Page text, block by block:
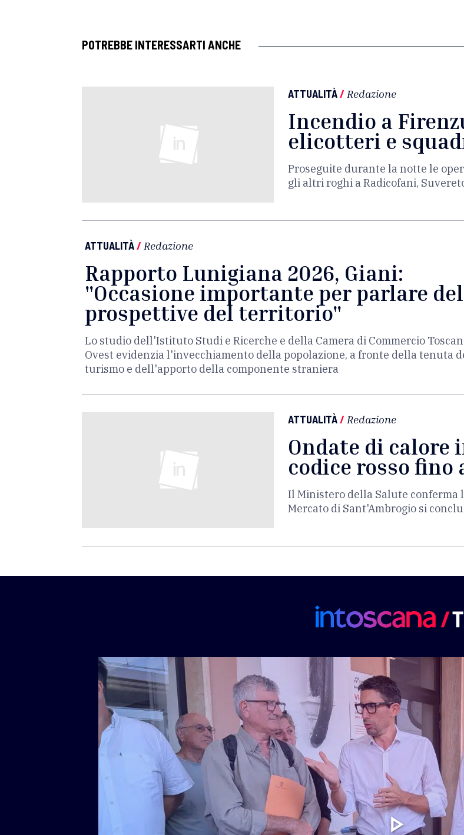
POTREBBE INTERESSARTI ANCHE
ATTUALITÀ/ Redazione
Incendio a
elicotteri e
Proseguite durante la notte le
gli altri roghi a Radicofani,
ATTUALITÀ/ Redazione
Rapporto Lunigiana 2026, Giani:
"Occasione importante per parlare
prospettive del territorio"
Lo studio dell'Istituto Studi e Ricerche e della Camera di Commercio
Ovest evidenzia l'invecchiamento della popolazione, a fronte della tenuta
turismo e dell'apporto della componente straniera
ATTUALITÀ/ Redazione
Ondate di calore
codice rosso fino
Il Ministero della Salute conferma
Mercato di Sant'Ambrogio si